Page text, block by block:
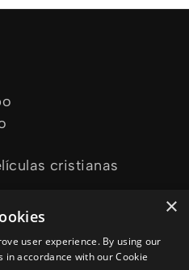
cristianas
×
user experience. By using our
in accordance with our Cookie